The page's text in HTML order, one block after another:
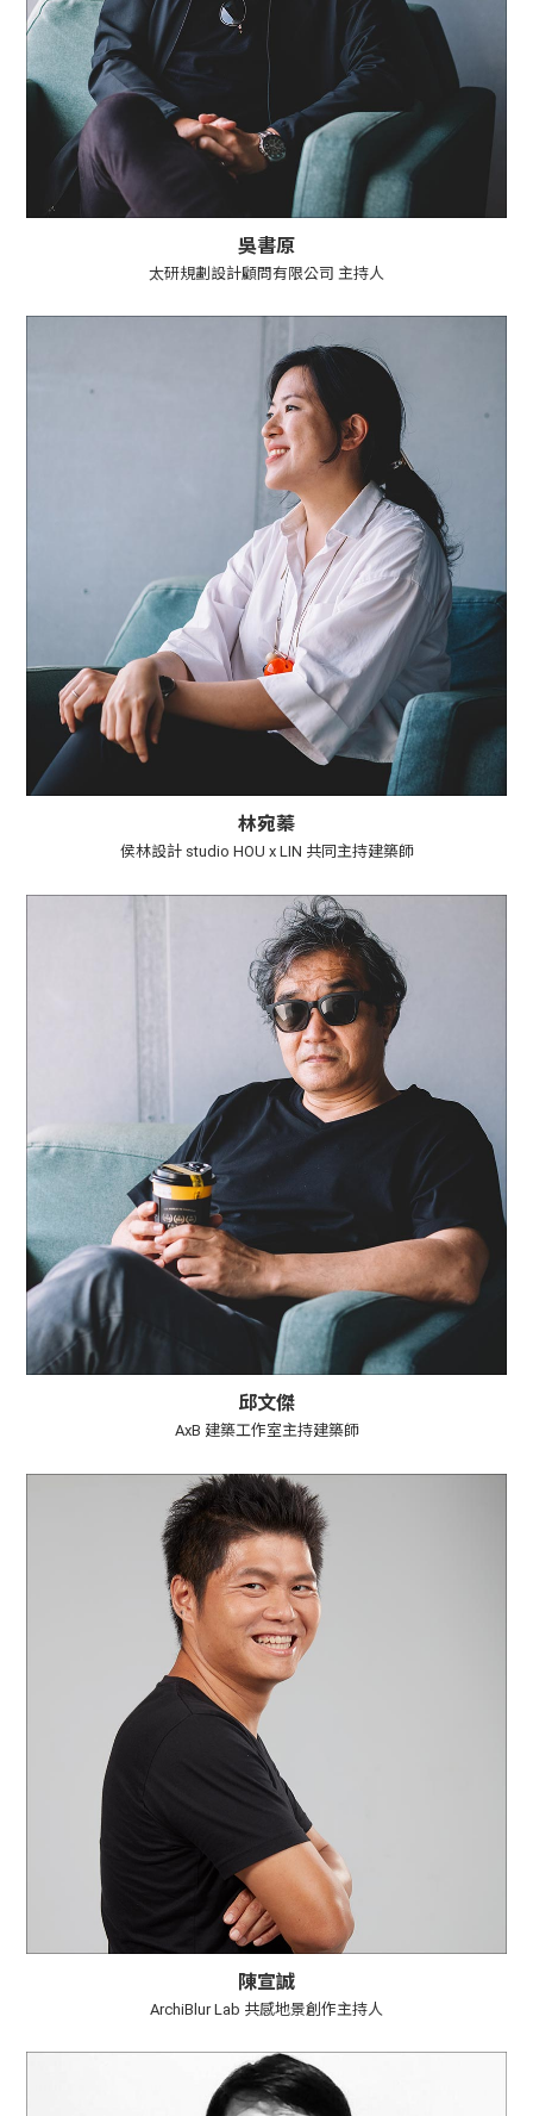
吳書原
太研規劃設計顧問有限公司 主持人
林宛蓁
侯林設計 studio HOU x LIN 共同主持建築師
邱文傑
AxB 建築工作室主持建築師
陳宣誠
ArchiBlur Lab 共感地景創作主持人